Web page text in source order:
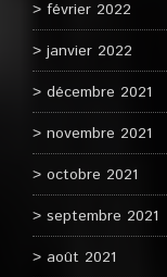
février 2022
janvier 2022
décembre 2021
novembre 2021
octobre 2021
septembre 2021
août 2021